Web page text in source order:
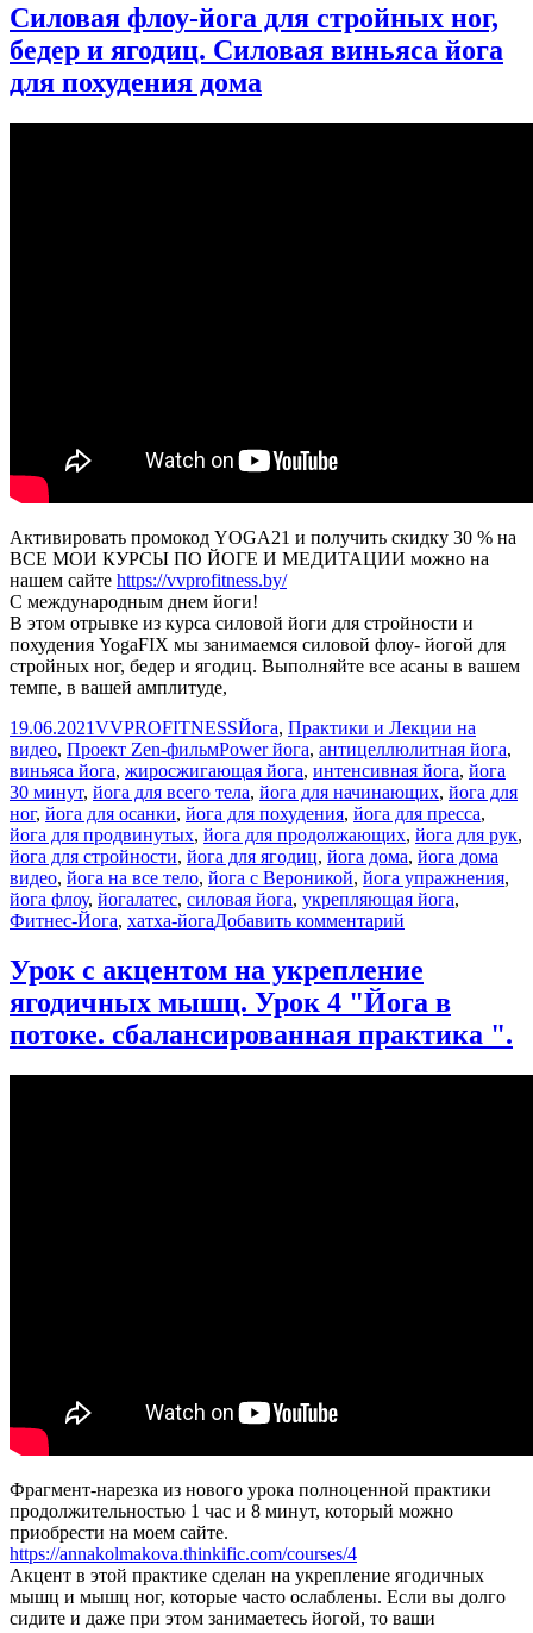
для
подготовки
Силовая флоу-йога для стройных ног,
бедер и ягодиц. Силовая виньяса йога
для похудения дома
Активировать промокод YOGA21 и получить скидку 30 % на
ВСЕ МОИ КУРСЫ ПО ЙОГЕ И МЕДИТАЦИИ можно на
нашем сайте https://vvprofitness.by/
C международным днем йоги!
В этом отрывке из курса силовой йоги для стройности и
похудения YogaFIX мы занимаемся силовой флоу- йогой для
стройных ног, бедер и ягодиц. Выполняйте все асаны в вашем
темпе, в вашей амплитуде,
Опубликовано
19.06.2021Автор
VVPROFITNESSРубрики
Йога, Практики и Лекции на
видео, Проект Zen-фильмМетки
Power йога, антицеллюлитная йога,
виньяса йога, жиросжигающая йога, интенсивная йога, йога
30 минут, йога для всего тела, йога для начинающих, йога для
ног, йога для осанки, йога для похудения, йога для пресса,
йога для продвинутых, йога для продолжающих, йога для рук,
йога для стройности, йога для ягодиц, йога дома, йога дома
видео, йога на все тело, йога с Вероникой, йога упражнения,
йога флоу, йогалатес, силовая йога, укрепляющая йога,
Фитнес-Йога, хатха-йогаДобавить комментарий
Силовая
флоу-
йога
для
стройных
Урок с акцентом на укрепление
ягодичных мышц. Урок 4 "Йога в
потоке. сбалансированная практика ".
Фрагмент-нарезка из нового урока полноценной практики
продолжительностью 1 час и 8 минут, который можно
приобрести на моем сайте.
https://annakolmakova.thinkific.com/courses/4
Акцент в этой практике сделан на укрепление ягодичных
мышц и мышц ног, которые часто ослаблены. Если вы долго
сидите и даже при этом занимаетесь йогой, то ваши